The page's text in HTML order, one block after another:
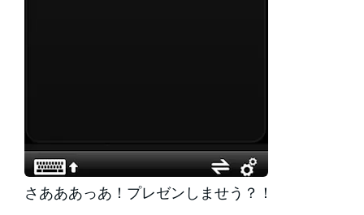
さあああっあ！プレゼンしませう？！